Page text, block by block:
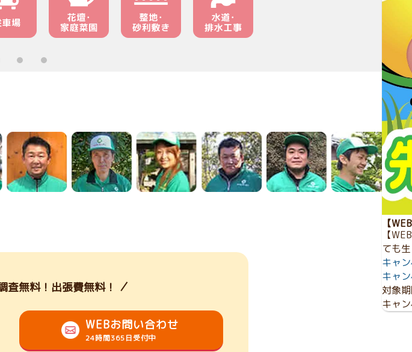
査無料！出張費無料！
WEBお問い合わせ
24時間365日受付中
【
【
ても
キャ
キャ
対象
キャ